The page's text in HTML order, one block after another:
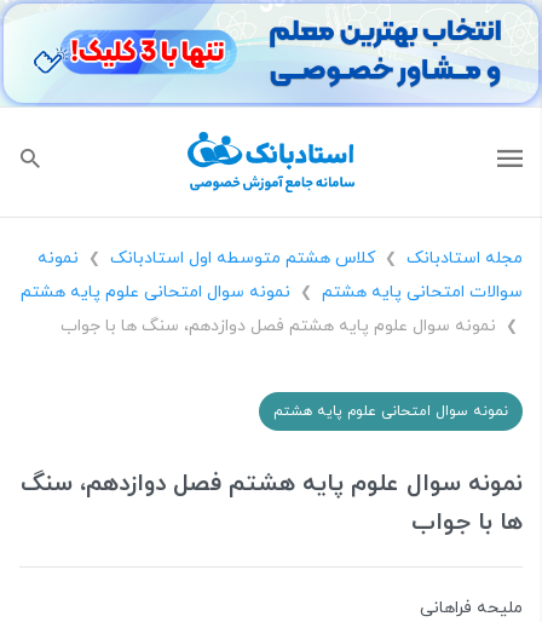
مجله استادبانک ❯ کلاس هشتم متوسطه اول استادبانک ❯
نمونه
سوالات امتحانی پایه هشتم
❯ نمونه سوال امتحانی علوم پایه هشتم
❯ نمونه سوال علوم پایه هشتم فصل دوازدهم، سنگ ها با جواب
نمونه سوال امتحانی علوم پایه هشتم
نمونه سوال علوم پایه هشتم فصل دوازدهم، سنگ
ها با جواب
ملیحه فراهانی